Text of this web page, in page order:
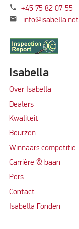
phone +45 75 82 07 55
mail info@isabella.net
Isabella
Over Isabella
Dealers
Kwaliteit
Beurzen
Winnaars competitie
Carrière & baan
Pers
Contact
Isabella Fonden